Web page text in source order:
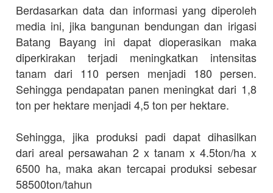
Berdasarkan data dan informasi yang diperoleh
media ini, jika bangunan bendungan dan irigasi
Batang Bayang ini dapat dioperasikan maka
diperkirakan terjadi meningkatkan intensitas
tanam dari 110 persen menjadi 180 persen.
Sehingga pendapatan panen meningkat dari 1,8
ton per hektare menjadi 4,5 ton per hektare.
Sehingga, jika produksi padi dapat dihasilkan
dari areal persawahan 2 x tanam x 4.5ton/ha x
6500 ha, maka akan tercapai produksi sebesar
58500ton/tahun